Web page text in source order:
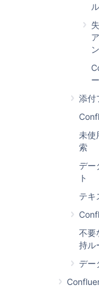
添付
未使
索
デー
ト
テキ
不要
持ル
デー
プと比
まコピ
タベー
ンのも
番号を
があり
テスト イン
ップを実行
ことを確認
本番環境シ
外部システ
ンドおよび
スを無効化し
次のデ
バルな
次のデ